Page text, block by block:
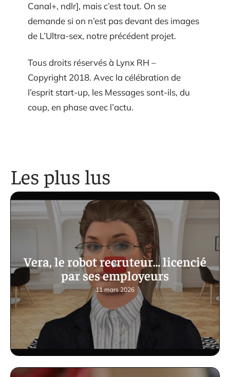
Canal+, ndlr], mais c’est tout. On se
demande si on n’est pas devant des images
de L’Ultra-sex, notre précédent projet.
Tous droits réservés à Lynx RH –
Copyright 2018. Avec la célébration de
l’esprit start-up, les Messages sont-ils, du
coup, en phase avec l’actu.
Les plus lus
Vera, le robot recruteur… licencié
par ses employeurs
11 mars 2026